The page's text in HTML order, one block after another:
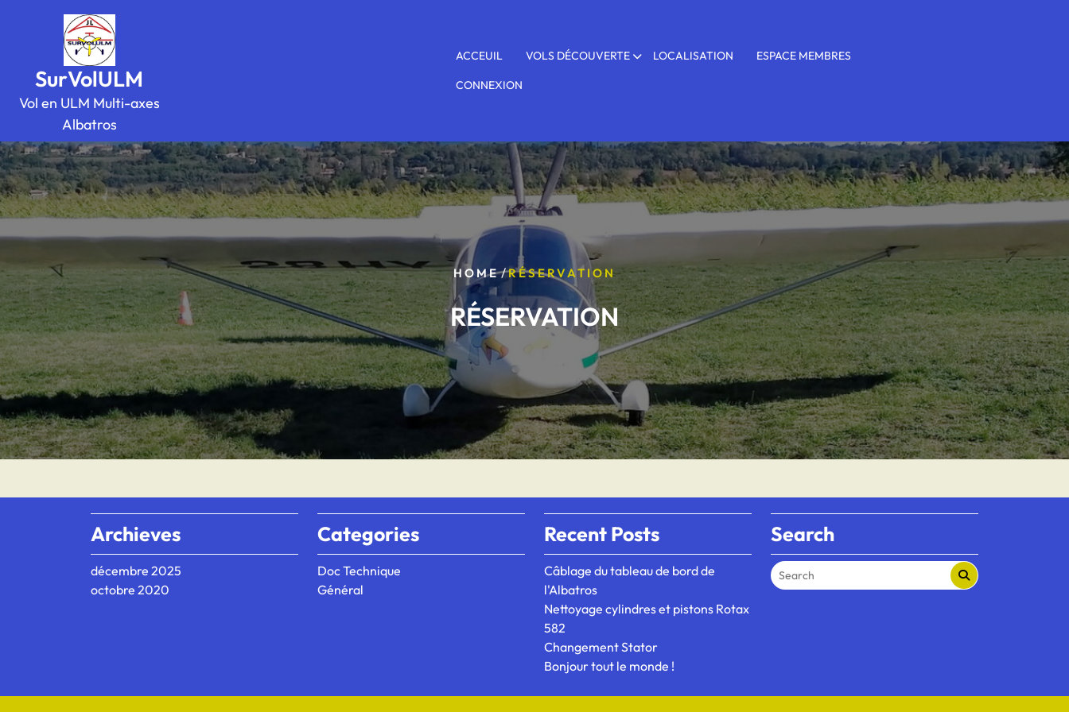
SurVolULM
Vol en ULM Multi-axes
Albatros
ACCEUIL VOLS DÉCOUVERTE LOCALISATION ESPACE MEMBRES
CONNEXION
HOME/RÉSERVATION
RÉSERVATION
Archieves
décembre 2025
octobre 2020
Categories
Doc Technique
Général
Recent Posts
Câblage du tableau de bord de
l'Albatros
Nettoyage cylindres et pistons Rotax
582
Changement Stator
Bonjour tout le monde !
Search